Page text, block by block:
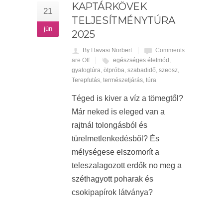
21
jún
KAPTÁRKÖVEK
TELJESÍTMÉNYTÚRA
2025
By Havasi Norbert
Comments
are Off
egészséges életmód ,
gyalogtúra, ötpróba, szabadidő, szeosz,
Terepfutás, természetjárás, túra
Téged is kiver a víz a tömegtől?
Már neked is eleged van a
rajtnál tolongásból és
türelmetlenkedésből? És
mélységese elszomorít a
teleszalagozott erdők no meg a
széthagyott poharak és
csokipapírok látványa?